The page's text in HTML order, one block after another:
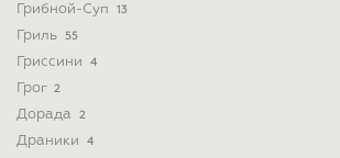
Грибной-Суп 13
Гриль 55
Гриссини 4
Грог 2
Дорада 2
Драники 4